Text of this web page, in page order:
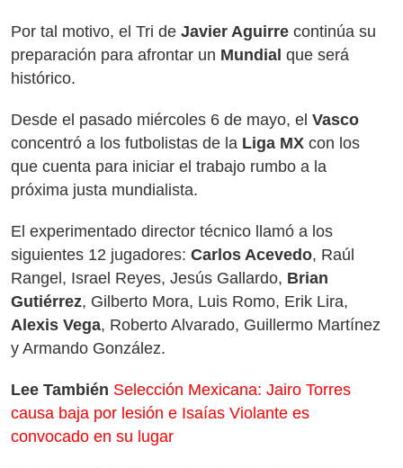
Por tal motivo, el Tri de Javier Aguirre continúa su
preparación para afrontar un Mundial que será
histórico.
Desde el pasado miércoles 6 de mayo, el Vasco
concentró a los futbolistas de la Liga MX con los
que cuenta para iniciar el trabajo rumbo a la
próxima justa mundialista.
El experimentado director técnico llamó a los
siguientes 12 jugadores: Carlos Acevedo, Raúl
Rangel, Israel Reyes, Jesús Gallardo, Brian
Gutiérrez, Gilberto Mora, Luis Romo, Erik Lira,
Alexis Vega, Roberto Alvarado, Guillermo Martínez
y Armando González.
Lee También Selección Mexicana: Jairo Torres
causa baja por lesión e Isaías Violante es
convocado en su lugar